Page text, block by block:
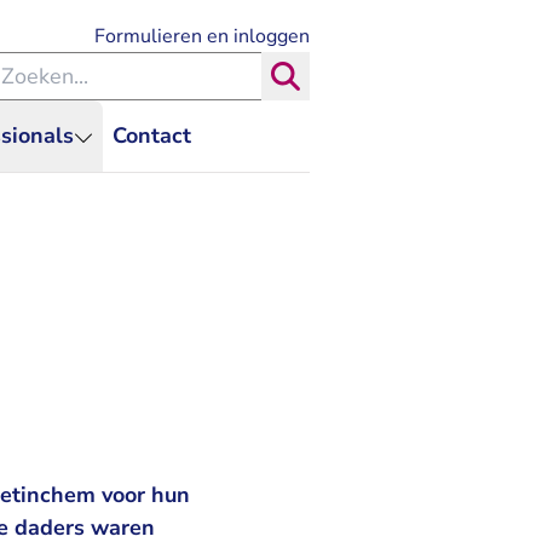
Contact
Formulieren en inloggen
binnen de Rechtspraak
voor hun
daders waren